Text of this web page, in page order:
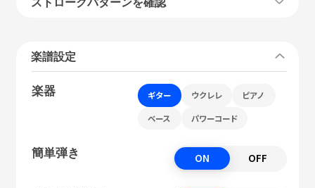
楽譜設定
楽器 ギター ウクレレ ピアノ
ベース パワーコード
簡単弾き ON OFF